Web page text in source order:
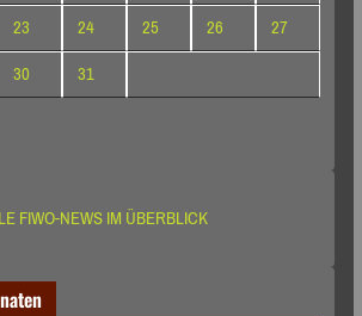
23 24 25 26
27
30
31
FIWO-NEWS IM ÜBERBLICK